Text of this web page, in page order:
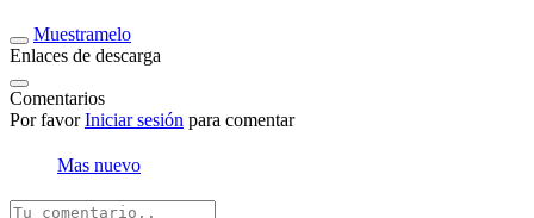
Muestramelo
Enlaces de descarga
Comentarios
Por favorIniciar sesión para comentar
Mas nuevo